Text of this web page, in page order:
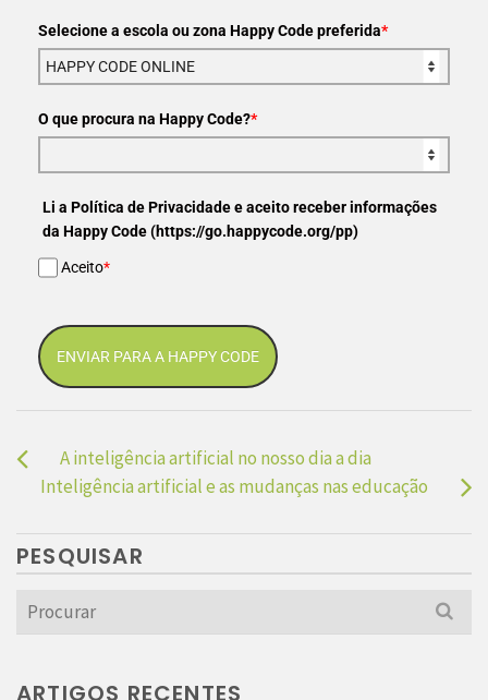
Selecione a escola ou zona Happy Code preferida*
O que procura na Happy Code?*
Li a Política de Privacidade e aceito receber informações
da Happy Code (https://go.happycode.org/pp)
Aceito*
ENVIAR PARA A HAPPY CODE
A inteligência artificial no nosso dia a dia
Inteligência artificial e as mudanças nas educação
PESQUISAR
Search
for:
ARTIGOS RECENTES